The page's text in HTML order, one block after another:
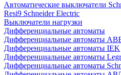
Автоматические выключатели
Resi9 Schneider Electric
Выключатели нагрузки
Дифференциальные автоматы
Дифференциальные автоматы
Дифференциальные автоматы IEK
Дифференциальные автоматы
Дифференциальные автоматы